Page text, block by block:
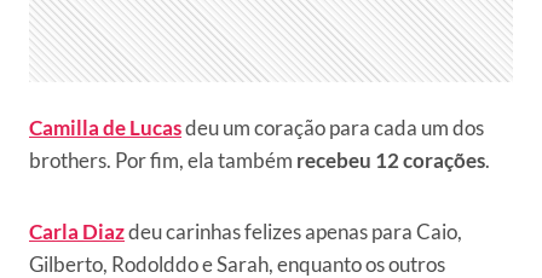
Camilla de Lucasdeu um coração para cada um dos
brothers. Por fim, ela também recebeu 12 corações.
Carla Diazdeu carinhas felizes apenas para Caio,
Gilberto, Rodolddo e Sarah, enquanto os outros